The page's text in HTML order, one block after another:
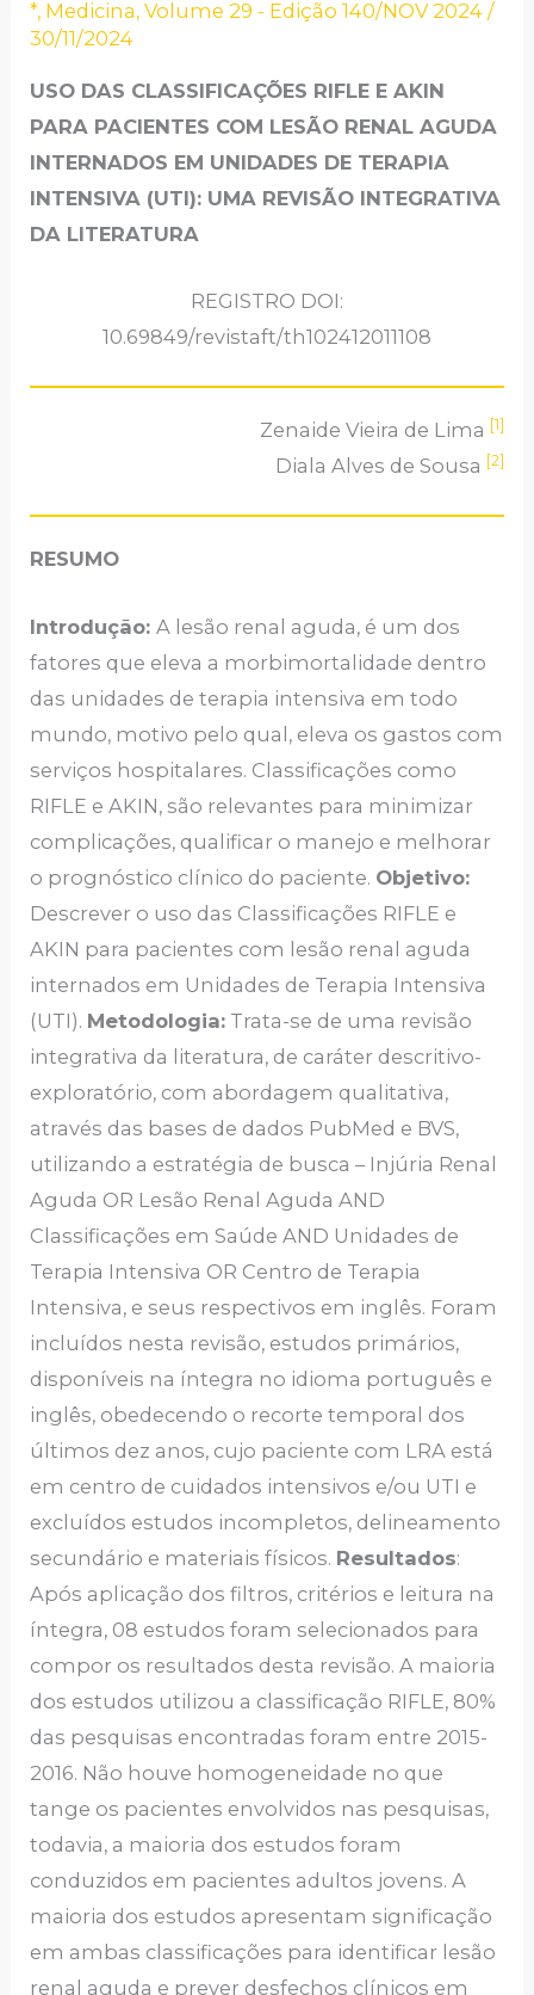
*, Medicina,Volume 29 - Edição 140/NOV 2024 /
30/11/2024
USO DAS CLASSIFICAÇÕES RIFLE E AKIN
PARA PACIENTES COM LESÃO RENAL AGUDA
INTERNADOS EM UNIDADES DE TERAPIA
INTENSIVA (UTI): UMA REVISÃO INTEGRATIVA
DA LITERATURA
REGISTRO DOI:
10.69849/revistaft/th102412011108
Zenaide Vieira de Lima [1]
Diala Alves de Sousa [2]
RESUMO
Introdução:A lesão renal aguda, é um dos
fatores que eleva a morbimortalidade dentro
das unidades de terapia intensiva em todo
mundo, motivo pelo qual, eleva os gastos com
serviços hospitalares. Classificações como
RIFLE e AKIN, são relevantes para minimizar
complicações, qualificar o manejo e melhorar
o prognóstico clínico do paciente. Objetivo:
Descrever o uso das Classificações RIFLE e
AKIN para pacientes com lesão renal aguda
internados em Unidades de Terapia Intensiva
(UTI). Metodologia: Trata-se de uma revisão
integrativa da literatura, de caráter descritivo-
exploratório, com abordagem qualitativa,
através das bases de dados PubMed e BVS,
utilizando a estratégia de busca – Injúria Renal
Aguda OR Lesão Renal Aguda AND
Classificações em Saúde AND Unidades de
Terapia Intensiva OR Centro de Terapia
Intensiva, e seus respectivos em inglês. Foram
incluídos nesta revisão, estudos primários,
disponíveis na íntegra no idioma português e
inglês, obedecendo o recorte temporal dos
últimos dez anos, cujo paciente com LRA está
em centro de cuidados intensivos e/ou UTI e
excluídos estudos incompletos, delineamento
secundário e materiais físicos. Resultados:
Após aplicação dos filtros, critérios e leitura na
íntegra, 08 estudos foram selecionados para
compor os resultados desta revisão. A maioria
dos estudos utilizou a classificação RIFLE, 80%
das pesquisas encontradas foram entre 2015-
2016. Não houve homogeneidade no que
tange os pacientes envolvidos nas pesquisas,
todavia, a maioria dos estudos foram
conduzidos em pacientes adultos jovens. A
maioria dos estudos apresentam significação
em ambas classificações para identificar lesão
renal aguda e prever desfechos clínicos em